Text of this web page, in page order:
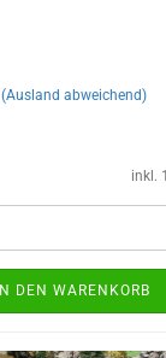
(Ausland abweichend)
inkl.
IN DEN WARENKORB